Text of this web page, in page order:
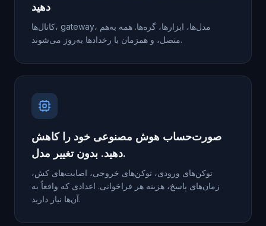
دهید
کانال‌ها، gateway، مدل‌ها، ابزارها، گره‌ها. همه به‌هم
متصل، و همزمان با رخدادها به‌روز می‌شوند.
صورت‌حساب هوش مصنوعی خود را کاهش
دهید. بدون تغییر مدل.
توکن‌های ورودی، توکن‌های خروجی، اصابت‌های کش،
زمان‌های پاسخ، هزینه هر فراخوانی. اعدادی که واقعاً به
آن‌ها نیاز دارید.